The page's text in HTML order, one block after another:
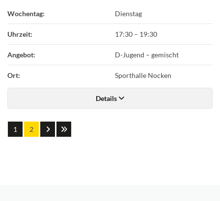
Wochentag: Dienstag
Uhrzeit: 17:30 – 19:30
Angebot: D-Jugend – gemischt
Ort: Sporthalle Nocken
Details
1 2